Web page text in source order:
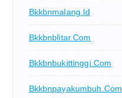
Bkkbnmalang.id
Bkkbnblitar.com
Bkkbnbukittinggi.com
Bkkbnpayakumbuh.com